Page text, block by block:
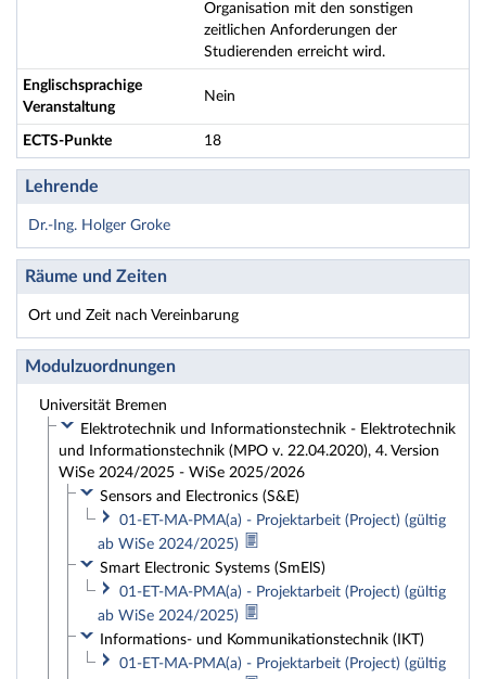
Organisation mit den sonstigen
zeitlichen Anforderungen der
Studierenden erreicht wird.
Englischsprachige
Veranstaltung
Nein
ECTS-Punkte 18
Lehrende
Dr.-Ing. Holger Groke
Räume und Zeiten
Ort und Zeit nach Vereinbarung
Modulzuordnungen
Universität Bremen
Elektrotechnik und Informationstechnik - Elektrotechnik
und Informationstechnik (MPO v. 22.04.2020), 4. Version
WiSe 2024/2025 - WiSe 2025/2026
Sensors and Electronics (S&E)
01-ET-MA-PMA(a) - Projektarbeit (Project) (gültig
ab WiSe 2024/2025)
Smart Electronic Systems (SmElS)
01-ET-MA-PMA(a) - Projektarbeit (Project) (gültig
ab WiSe 2024/2025)
Informations- und Kommunikationstechnik (IKT)
01-ET-MA-PMA(a) - Projektarbeit (Project) (gültig